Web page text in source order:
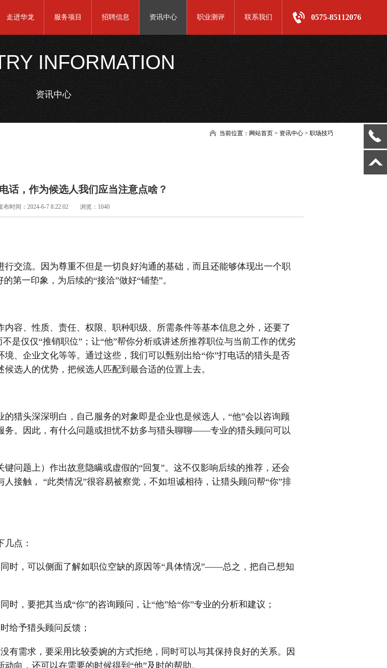
走进华龙 服务项目 招聘信息 资讯中心 职业测评 联系我们 0575-85112076
INFORMATION
资讯中心
当前位置： 网站首页 > 资讯中心 > 职场技巧
话，作为候选人我们应当注意点啥？
布时间：2024-6-7 8:22:02 浏览：1040
流。因为尊重不但是一切良好沟通的基础，而且还能够体现出一个职
第一印象，为后续的“接洽”做好“铺垫”。
、性质、责任、权限、职种职级、所需条件等基本信息之外，还要了
不是仅仅“推销职位”；让“他”帮你分析或讲述所推荐职位与当前工作的优劣
、企业文化等等。通过这些，我们可以甄别出给“你”打电话的猎头是否
选人的优势，把候选人匹配到最合适的位置上去。
头深深明白，自己服务的对象即是企业也是候选人， “他”会以咨询顾
务。因此，有什么问题或担忧不妨多与猎头聊聊——专业的猎头顾问可以
问题上）作出故意隐瞒或虚假的“回复”。这不仅影响后续的推荐，还会
接触， “此类情况”很容易被察觉，不如坦诚相待，让猎头顾问帮“你”排
点：
时，可以侧面了解如职位空缺的原因等“具体情况”——总之，把自己想知
时，要把其当成“你”的咨询顾问，让“他”给“你”专业的分析和建议；
给予猎头顾问反馈；
有需求，要采用比较委婉的方式拒绝，同时可以与其保持良好的关系。因
向，还可以在需要的时候得到“他”及时的帮助。